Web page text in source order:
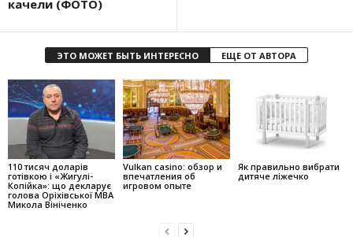
качели (ФОТО)
ЭТО МОЖЕТ БЫТЬ ИНТЕРЕСНО ЕЩЕ ОТ АВТОРА
110 тисяч доларів
готівкою і «Жигулі-
Копійка»: що декларує
голова Оріхівської МВА
Микола Вініченко
Vulkan casino: обзор и
впечатления об
игровом опыте
Як правильно вибрати
дитяче ліжечко